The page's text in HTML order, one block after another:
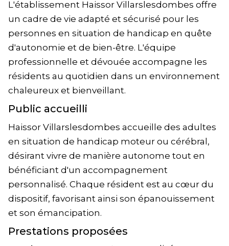
L'établissement Haissor Villarslesdombes offre
un cadre de vie adapté et sécurisé pour les
personnes en situation de handicap en quête
d'autonomie et de bien-être. L'équipe
professionnelle et dévouée accompagne les
résidents au quotidien dans un environnement
chaleureux et bienveillant.
Public accueilli
Haissor Villarslesdombes accueille des adultes
en situation de handicap moteur ou cérébral,
désirant vivre de manière autonome tout en
bénéficiant d'un accompagnement
personnalisé. Chaque résident est au cœur du
dispositif, favorisant ainsi son épanouissement
et son émancipation.
Prestations proposées